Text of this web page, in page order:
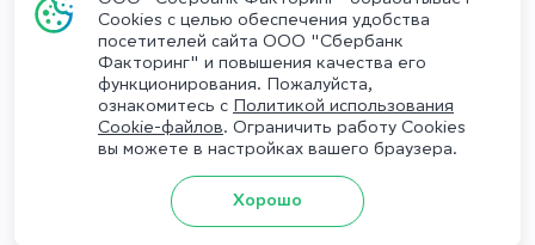
Противодействие коррупции
Комплаенс
Политика обработки Персональных данных
СберФакторинг
© 2026 ООО «Сбербанк Факторинг»
Cookies с целью обеспечения удобства
посетителей сайта ООО "Сбербанк
Факторинг" и повышения качества его
функционирования. Пожалуйста,
ознакомитесь с Политикой использования
Cookie-файлов. Ограничить работу Cookies
вы можете в настройках вашего браузера.
Хорошо